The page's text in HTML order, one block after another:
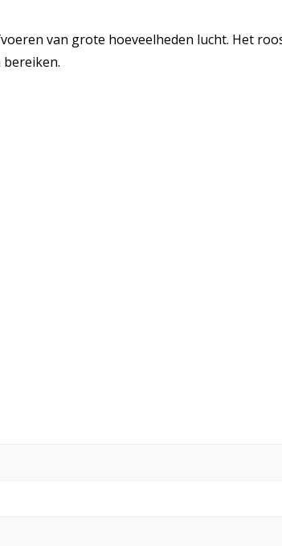
van grote hoeveelheden lucht. Het